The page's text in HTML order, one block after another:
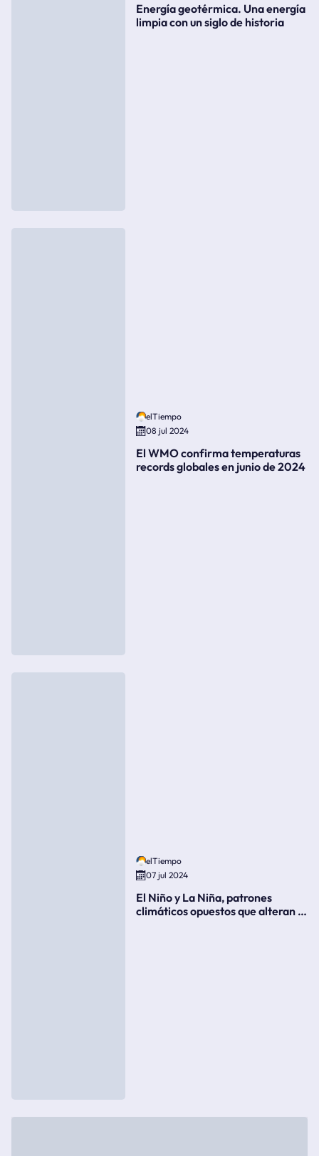
Energía geotérmica. Una energía
limpia con un siglo de historia
elTiempo
08 jul 2024
El WMO confirma temperaturas
records globales en junio de 2024
elTiempo
07 jul 2024
El Niño y La Niña, patrones
climáticos opuestos que alteran la